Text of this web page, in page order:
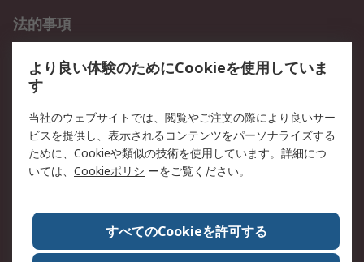
法的事項
クッキーポリシー
RSについて
会社概要
採用情報
プレスリリース＆お知ら
コーポレートサイト
全世界のRS
RSの歴史
ESGへの取り組み（英語）
認証について
より良い体験のためにCookieを使用していま
す
当社のウェブサイトでは、閲覧やご注文の際により良いサー
ビスを提供し、表示されるコンテンツをパーソナライズする
ために、Cookieや類似の技術を使用しています。詳細につ
いては、 Cookieポリシ ーをご覧ください。
すべてのCookieを許可する